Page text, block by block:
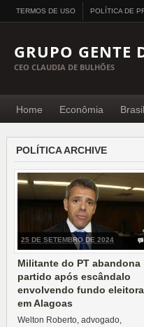
TERMOS DE USO POLÍTICA DE
GRUPO GENTE
CEO CLAUDIA DE BULHÕES
Home Econômia Brasil
POLÍTICA ARCHIVE
25 DE SETEMBRO DE 2024
Militante do PT abandona
partido após escândalo
envolvendo fundo
em Alagoas
Welton Roberto, advogado,